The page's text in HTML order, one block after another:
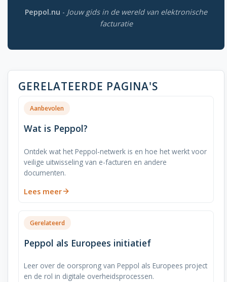
Peppol.nu - Jouw gids in de wereld van elektronische
facturatie
GERELATEERDE PAGINA'S
Aanbevolen
Wat is Peppol?
Ontdek wat het Peppol-netwerk is en hoe het werkt voor
veilige uitwisseling van e-facturen en andere
documenten.
Lees meer
Gerelateerd
Peppol als Europees initiatief
Leer over de oorsprong van Peppol als Europees project
en de rol in digitale overheidsprocessen.